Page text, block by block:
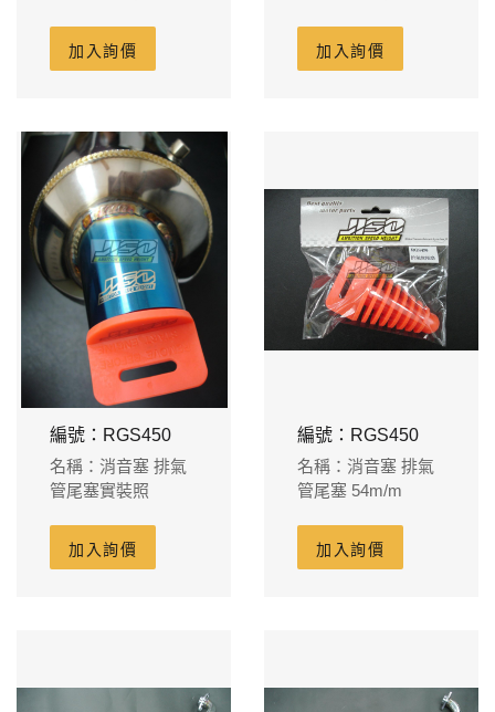
加入詢價
飾管
加入詢價
編號：RGS450
名稱：消音塞 排氣
管尾塞實裝照
加入詢價
編號：RGS450
名稱：消音塞 排氣
管尾塞 54m/m
加入詢價